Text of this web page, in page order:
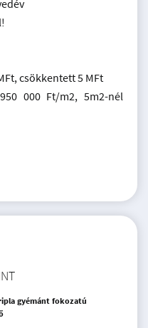
csökkentett 5 MFt
000 Ft/m2, 5m2-nél
gyémánt fokozatú